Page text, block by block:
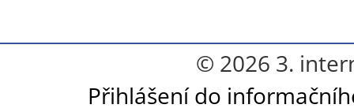
© 2026 3.
Přihlášení do